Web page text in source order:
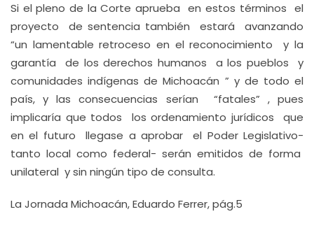
Si el pleno de la Corte aprueba en estos términos el
proyecto de sentencia también estará avanzando
“un lamentable retroceso en el reconocimiento y la
garantía de los derechos humanos a los pueblos y
comunidades indígenas de Michoacán ” y de todo el
país, y las consecuencias serían “fatales” , pues
implicaría que todos los ordenamiento jurídicos que
en el futuro llegase a aprobar el Poder Legislativo-
tanto local como federal- serán emitidos de forma
unilateral y sin ningún tipo de consulta.
La Jornada Michoacán, Eduardo Ferrer, pág.5